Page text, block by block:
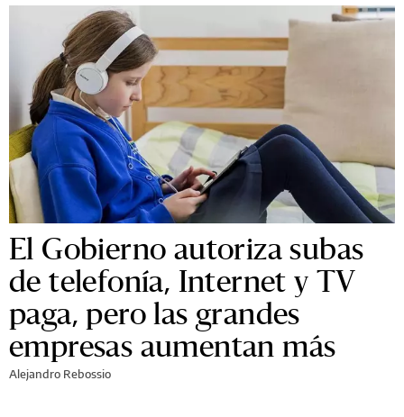
El Gobierno autoriza subas
de telefonía, Internet y TV
paga, pero las grandes
empresas aumentan más
Alejandro Rebossio